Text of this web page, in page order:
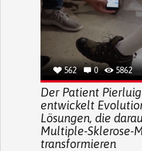
562 0 5862
Der Patient
entwickelt
Lösungen, die
Multiple-Sklerose-
transformieren